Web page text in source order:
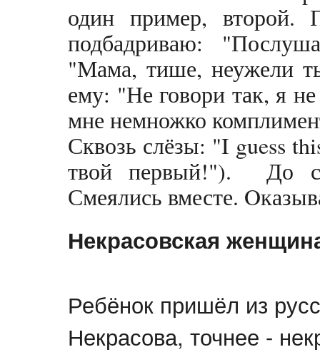
один пример,
подбадриваю:
"Мама, тише, неужели
ему: "Не говори так, я
мне немножко
Сквозь слёзы: "I guess
твой первый!"). До
Смеялись вместе.
Некрасовская
Ребёнок пришёл из
Некрасова, точнее -